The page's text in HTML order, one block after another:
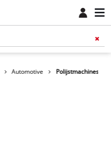
Automotive Polijstmachines